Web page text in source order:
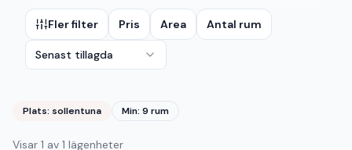
Fler filter Pris Area Antal rum
Senast tillagda
Plats: sollentuna Min: 9 rum
Visar 1 av 1 lägenheter